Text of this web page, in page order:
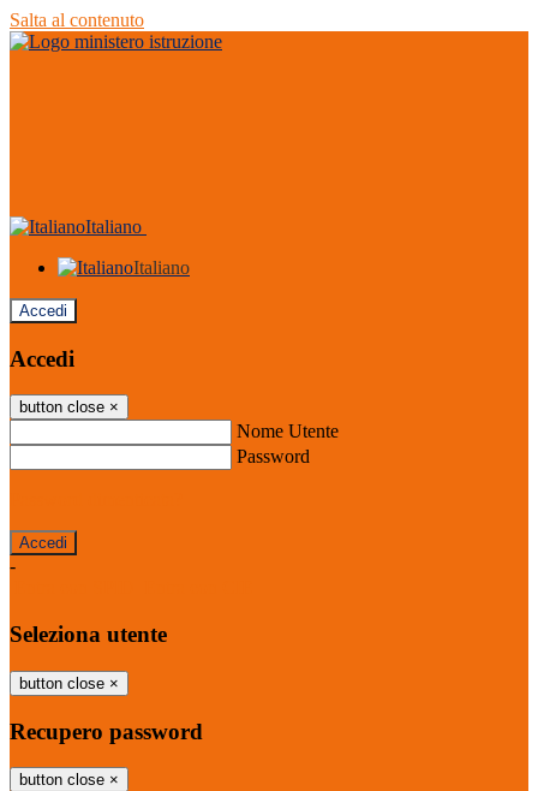
Salta al contenuto
Italiano
Italiano
Accedi
Accedi
button close ×
Nome Utente
Password
-
Seleziona utente
button close ×
Recupero password
button close ×